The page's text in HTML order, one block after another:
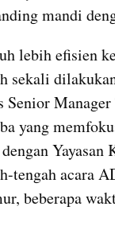
mandi
lebih efisien
sekali
Senior
yang
Yayasan
tengah acara
beberapa